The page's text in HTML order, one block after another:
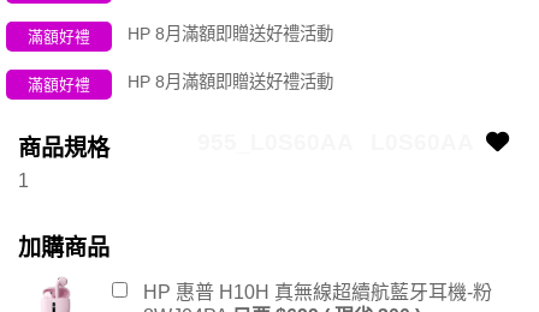
滿額好禮 HP 8月滿額即贈送好禮活動
滿額好禮 HP 8月滿額即贈送好禮活動
商品規格
1
加購商品
HP 惠普 H10H 真無線超續航藍牙耳機-粉